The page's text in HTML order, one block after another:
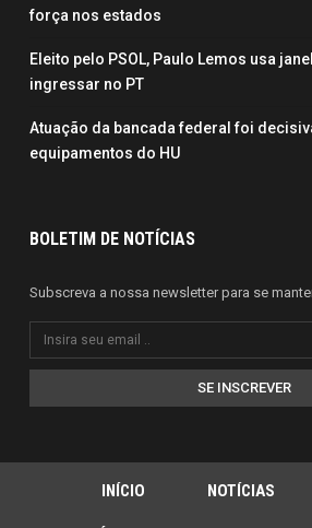
força nos estados
Eleito pelo PSOL, Paulo Lemos usa
ingressar no PT
Atuação da bancada federal foi
equipamentos do HU
BOLETIM DE NOTÍCIAS
Subscreva a nossa newsletter para se
SE INSCREVER
INÍCIO NOTÍCIAS